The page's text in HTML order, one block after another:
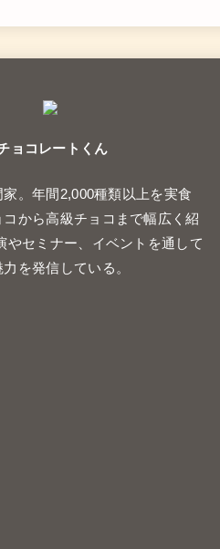
ョコレートくん
。年間2,000種類以上を実食
コから高級チョコまで幅広く紹
やセミナー、イベントを通して
を発信している。